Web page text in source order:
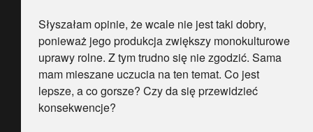
Słyszałam opinie, że wcale nie jest taki dobry,
ponieważ jego produkcja zwiększy monokulturowe
uprawy rolne. Z tym trudno się nie zgodzić. Sama
mam mieszane uczucia na ten temat. Co jest
lepsze, a co gorsze? Czy da się przewidzieć
konsekwencje?